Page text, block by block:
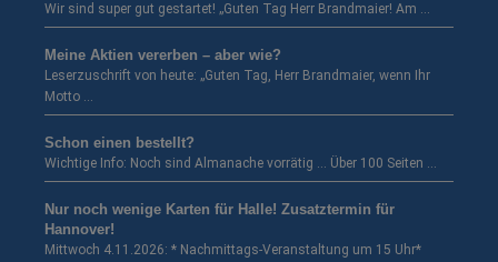
Wir sind super gut gestartet! „Guten Tag Herr Brandmaier! Am …
Meine Aktien vererben – aber wie?
Leserzuschrift von heute: „Guten Tag, Herr Brandmaier, wenn Ihr
Motto …
Schon einen bestellt?
Wichtige Info: Noch sind Almanache vorrätig … Über 100 Seiten …
Nur noch wenige Karten für Halle! Zusatztermin für
Hannover!
Mittwoch 4.11.2026: * Nachmittags-Veranstaltung um 15 Uhr*